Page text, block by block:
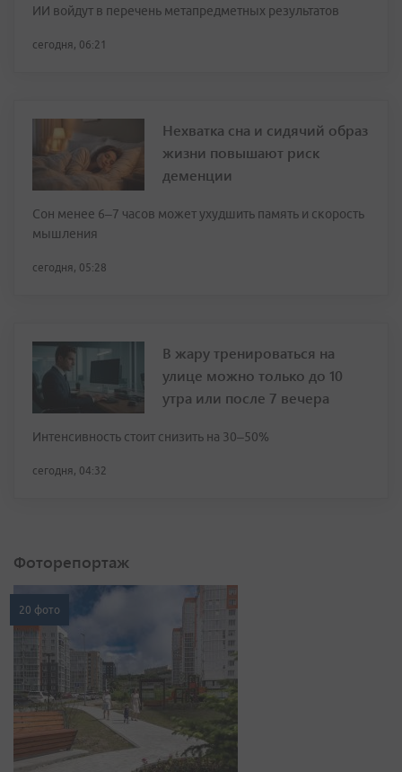
ИИ войдут в перечень метапредметных результатов
сегодня, 06:21
Нехватка сна и сидячий образ
жизни повышают риск
деменции
Сон менее 6–7 часов может ухудшить память и скорость
мышления
сегодня, 05:28
В жару тренироваться на
улице можно только до 10
утра или после 7 вечера
Интенсивность стоит снизить на 30–50%
сегодня, 04:32
Фоторепортаж
20 фото